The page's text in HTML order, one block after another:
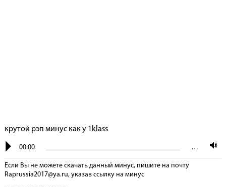
крутой рэп минус как у 1klass
00:00 …
Если Вы не можете скачать данный минус, пишите на почту
Raprussia2017@ya.ru, указав сcылку на минус